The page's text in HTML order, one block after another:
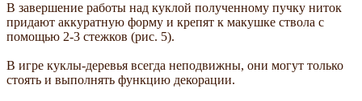
В завершение работы над куклой полученному пучку ниток
придают аккуратную форму и крепят к макушке ствола с
помощью 2-3 стежков (рис. 5).
В игре куклы-деревья всегда неподвижны, они могут только
стоять и выполнять функцию декорации.